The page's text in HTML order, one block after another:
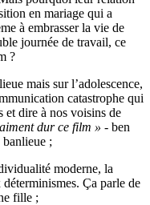
en mariage qui a
à embrasser la vie de
journée de travail, ce
?
mais sur l’adolescence,
catastrophe qui
et dire à nos voisins de
dur ce film » - ben
;
moderne, la
Ça parle de
fille ;